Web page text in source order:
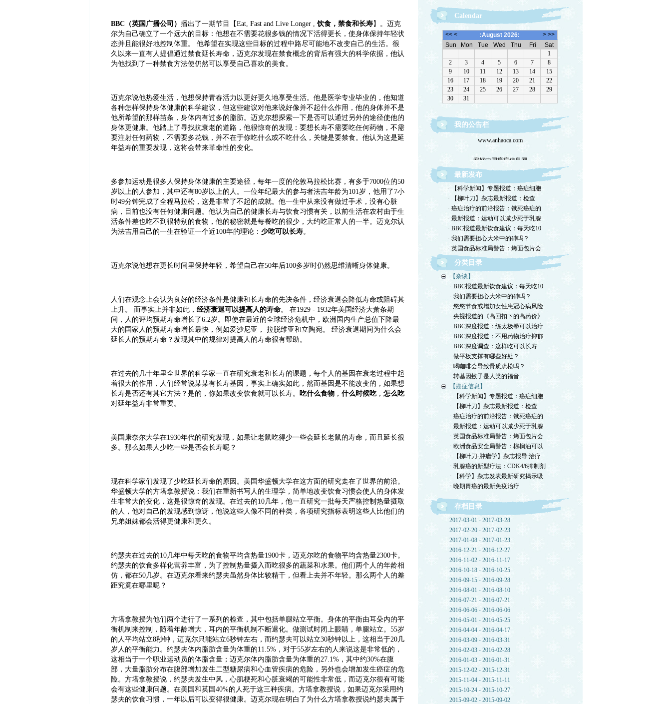
BBC （英国广播公司） 播出了一期节目【Eat, Fast and Live Longer , 饮食，禁食和长寿】。迈克
尔为自己确立了一个远大的目标：他想在不需要花很多钱的情况下活得更长，使身体保持年轻状
态并且能很好地控制体重。
他希望在实现这些目标的过程中路尽可能地不改变自己的生活。很
久以来一直有人提倡通过禁食延长寿命，迈克尔发现在禁食概念的背后有强大的科学依据，他认
为他找到了一种禁食方法使仍然可以享受自己喜欢的美食。
迈克尔说他热爱生活，他想保持青春活力以更好更久地享受生活。他是医学专业毕业的，他知道
各种怎样保持身体健康的科学建议，但这些建议对他来说好像并不起什么作用，他的身体并不是
他所希望的那样苗条，身体内有过多的脂肪。迈克尔想探索一下是否可以通过另外的途径使他的
身体更健康。他踏上了寻找抗衰老的道路，他很惊奇的发现：要想长寿不需要吃任何药物，不需
要注射任何药物，不需要多花钱，并不在于你吃什么或不吃什么，关键是要禁食。他认为这是延
年益寿的重要发现，这将会带来革命性的变化。
多参加运动是很多人保持身体健康的主要途径，每年一度的伦敦马拉松比赛，有多于7000位的50
岁以上的人参加，其中还有80岁以上的人。一位年纪最大的参与者法吉年龄为101岁，他用了 7小
时49分钟完成了全程马拉松，这是非常了不起的成就。他一生中从来没有做过手术，没有心脏
病，目前也没有任何健康问题。他认为自己的健康长寿与饮食习惯有关，以前生活在农村由于生
活条件差也吃不到很特别的食物，他的秘密就是每餐吃的很少，大约吃正常人的一半。迈克尔认
为法吉用自己的一生在验证一个近100年的理论： 少吃可以长寿。
迈克尔说他想在更长时间里保持年轻，希望自己在50年后100多岁时仍然思维清晰身体健康。
人们在观念上会认为良好的经济条件是健康和长寿命的先决条件，经济衰退会降低寿命或阻碍其
上升。
而事实上并非如此， 经济衰退可以提高人的寿命。 在1929 - 1932年美国经济大萧条期
间，人的评均预期寿命增长了6.2岁。即使在最近的全球经济危机中，欧洲国内生产总值下降最
大的国家人的预期寿命增长最快，例如爱沙尼亚，
拉脱维亚和立陶宛。
经济衰退期间为什么会
延长人的预期寿命？发现其中的规律对提高人的寿命很有帮助。
在过去的几十年里全世界的科学家一直在研究衰老和长寿的课题，每个人的基因在衰老过程中起
着很大的作用，人们经常说某某有长寿基因，事实上确实如此，然而基因是不能改变的，如果想
长寿是否还有其它方法？是的，你如果改变饮食就可以长寿。 吃什么食物， 什么时候吃， 怎么吃
对延年益寿非常重要。
美国康奈尔大学在1930年代的研究发现，如果让老鼠吃得少一些会延长老鼠的寿命，而且延长很
多。那么如果人少吃一些是否会长寿呢？
现在科学家们发现了少吃延长寿命的原因。美国华盛顿大学在这方面的研究走在了世界的前沿。
华盛顿大学的方塔拿教授说：我们在重新书写人的生理学，简单地改变饮食习惯会使人的身体发
生非常大的变化，这是很惊奇的发现。在过去的10几年，他一直研究一批每天严格控制热量摄取
的人，他对自己的发现感到惊讶，他说这些人像不同的种类，各项研究指标表明这些人比他们的
兄弟姐妹都会活得更健康和更久。
约瑟夫在过去的10几年中每天吃的食物平均含热量1900卡，迈克尔吃的食物平均含热量2300卡。
约瑟夫的饮食多样化营养丰富，为了控制热量摄入而吃很多的蔬菜和水果。他们两个人的年龄相
仿，都在50几岁。在迈克尔看来约瑟夫虽然身体比较精干，但看上去并不年轻。那么两个人的差
距究竟在哪里呢？
方塔拿教授为他们两个进行了一系列的检查，其中包括单腿站立平衡。身体的平衡由耳朵内的平
衡机制来控制，随着年龄增大，耳内的平衡机制不断退化。做测试时闭上眼睛，单腿站立。 55岁
的人平均站立8秒钟，迈克尔只能站立6秒钟左右，而约瑟夫可以站立30秒钟以上，这相当于20几
岁人的平衡能力。约瑟夫体内脂肪含量为体重的11.5%，对于55岁左右的人来说这是非常低的，
这相当于一个职业运动员的体脂含量；迈克尔体内脂肪含量为体重的27.1%，其中约30%在腹
部，大量脂肪分布在腹部增加发生二型糖尿病和心血管疾病的危险，另外也会增加发生癌症的危
险。方塔拿教授说，约瑟夫发生中风，心肌梗死和心脏衰竭的可能性非常低，而迈克尔很有可能
会有这些健康问题。在美国和英国 40%的人死于这三种疾病。方塔拿教授说，如果迈克尔采用约
瑟夫的饮食习惯，一年以后可以变得很健康。迈克尔现在明白了为什么方塔拿教授说约瑟夫属于
Calendar
我的公告栏
www.anhaoca.com
最新发布
· 【科学新闻】专题报道：癌症细胞
· 【柳叶刀】杂志最新报道：检查
· 癌症治疗的前沿报告：饿死癌症的
· 最新报道：运动可以减少死于乳腺
· BBC报道最新饮食建议：每天吃10
· 我们需要担心大米中的砷吗？
· 英国食品标准局警告：烤面包片会
分类目录
【杂谈】
· BBC报道最新饮食建议：每天吃10
· 我们需要担心大米中的砷吗？
· 悠悠节食或增加女性患冠心病风险
· 央视报道的《高回扣下的高药价》
· BBC深度报道：练太极拳可以治疗
· BBC深度报道：不用药物治疗抑郁
· BBC深度调查：这样吃可以长寿
· 做平板支撑有哪些好处？
· 喝咖啡会导致骨质疏松吗？
· 转基因蚊子是人类的福音
【癌症信息】
· 【科学新闻】专题报道：癌症细胞
· 【柳叶刀】杂志最新报道：检查
· 癌症治疗的前沿报告：饿死癌症的
· 最新报道：运动可以减少死于乳腺
· 英国食品标准局警告：烤面包片会
· 欧洲食品安全局警告：棕榈油可以
· 【柳叶刀-肿瘤学】杂志报导:治疗
· 乳腺癌的新型疗法：CDK4/6抑制剂
· 【科学】杂志发表最新研究揭示吸
· 晚期胃癌的最新免疫治疗
存档目录
2017-03-01 - 2017-03-28
2017-02-20 - 2017-02-23
2017-01-08 - 2017-01-23
2016-12-21 - 2016-12-27
2016-11-02 - 2016-11-17
2016-10-18 - 2016-10-25
2016-09-15 - 2016-09-28
2016-08-01 - 2016-08-10
2016-07-21 - 2016-07-21
2016-06-06 - 2016-06-06
2016-05-01 - 2016-05-25
2016-04-04 - 2016-04-17
2016-03-09 - 2016-03-31
2016-02-03 - 2016-02-28
2016-01-03 - 2016-01-31
2015-12-02 - 2015-12-31
2015-11-04 - 2015-11-11
2015-10-24 - 2015-10-27
2015-09-02 - 2015-09-02